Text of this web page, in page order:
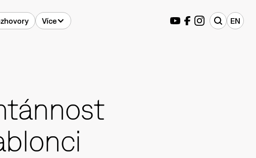
Více EN